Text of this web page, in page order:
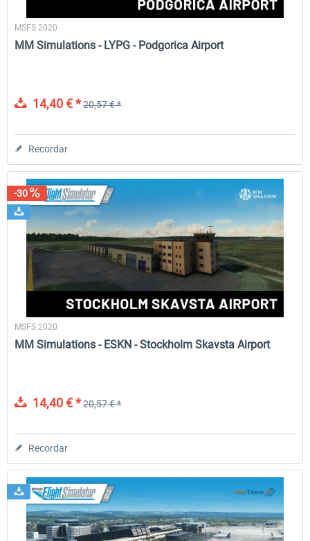
MSFS 2020
MM Simulations - LYPG - Podgorica Airport
14,40 € *20,57 € *
Recordar
-30
MSFS 2020
MM Simulations - ESKN - Stockholm Skavsta Airport
14,40 € *20,57 € *
Recordar